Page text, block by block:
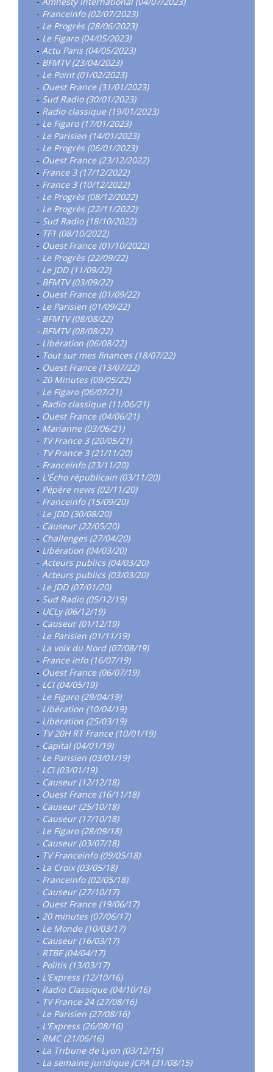
- Franceinfo (02/07/2023)
- Le Progrès (28/06/2023)
- Le Figaro (04/05/2023)
- Actu Paris (04/05/2023)
- BFMTV (23/04/2023)
- Le Point (01/02/2023)
- Ouest France (31/01/2023)
- Sud Radio (30/01/2023)
- Radio classique (19/01/2023)
- Le Figaro (17/01/2023)
- Le Parisien (14/01/2023)
- Le Progrès (06/01/2023)
- Ouest France (23/12/2022)
- France 3 (17/12/2022)
- France 3 (10/12/2022)
- Le Progrès (08/12/2022)
- Le Progrès (22/11/2022)
- Sud Radio (18/10/2022)
- TF1 (08/10/2022)
- Ouest France (01/10/2022)
- Le Progrès (22/09/22)
- Le JDD (11/09/22)
- BFMTV (03/09/22)
- Ouest France (01/09/22)
- Le Parisien (01/09/22)
- BFMTV (08/08/22)
- BFMTV (08/08/22)
- Libération (06/08/22)
- Tout sur mes finances (18/07/22)
- Ouest France (13/07/22)
- 20 Minutes (09/05/22)
- Le Figaro (06/07/21)
- Radio classique (11/06/21)
- Ouest France (04/06/21)
- Marianne (03/06/21)
- TV France 3 (20/05/21)
- TV France 3 (21/11/20)
- Franceinfo (23/11/20)
- L'Écho républicain (03/11/20)
- Pépère news (02/11/20)
- Franceinfo (15/09/20)
- Le JDD (30/08/20)
- Causeur (22/05/20)
- Challenges (27/04/20)
- Libération (04/03/20)
- Acteurs publics (04/03/20)
- Acteurs publics (03/03/20)
- Le JDD (07/01/20)
- Sud Radio (05/12/19)
- UCLy (06/12/19)
- Causeur (01/12/19)
- Le Parisien (01/11/19)
- La voix du Nord (07/08/19)
- France info (16/07/19)
- Ouest France (06/07/19)
- LCI (04/05/19)
- Le Figaro (29/04/19)
- Libération (10/04/19)
- Libération (25/03/19)
- TV 20H RT France (10/01/19)
- Capital (04/01/19)
- Le Parisien (03/01/19)
- LCI (03/01/19)
- Causeur (12/12/18)
- Ouest France (16/11/18)
- Causeur (25/10/18)
- Causeur (17/10/18)
- Le Figaro (28/09/18)
- Causeur (03/07/18)
- TV Franceinfo (09/05/18)
- La Croix (03/05/18)
- Franceinfo (02/05/18)
- Causeur (27/10/17)
- Ouest France (19/06/17)
- 20 minutes (07/06/17)
- Le Monde (10/03/17)
- Causeur (16/03/17)
- RTBF (04/04/17)
- Politis (13/03/17)
- L'Express (12/10/16)
- Radio Classique (04/10/16)
- TV France 24 (27/08/16)
- Le Parisien (27/08/16)
- L'Express (26/08/16)
- RMC (21/06/16)
- La Tribune de Lyon (03/12/15)
- La semaine juridique JCPA (31/08/15)